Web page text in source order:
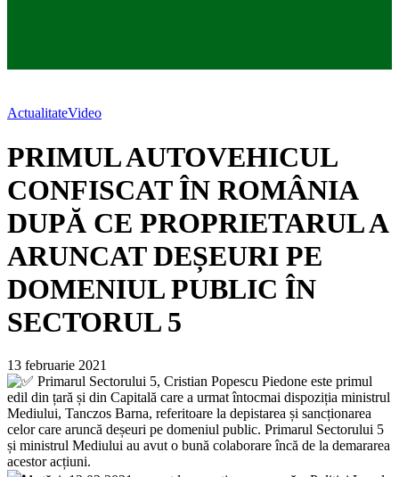
ActualitateVideo
PRIMUL AUTOVEHICUL
CONFISCAT ÎN ROMÂNIA
DUPĂ CE PROPRIETARUL A
ARUNCAT DEȘEURI PE
DOMENIUL PUBLIC ÎN
SECTORUL 5
13 februarie 2021
Primarul Sectorului 5, Cristian Popescu Piedone este primul
edil din țară și din Capitală care a urmat întocmai dispoziția ministrul
Mediului, Tanczos Barna, referitoare la depistarea și sancționarea
celor care aruncă deșeuri pe domeniul public. Primarul Sectorului 5
și ministrul Mediului au avut o bună colaborare încă de la demararea
acestor acțiuni.